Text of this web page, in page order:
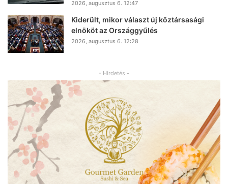
2026, augusztus 6. 12:47
Kiderült, mikor választ új köztársasági
elnököt az Országgyűlés
2026, augusztus 6. 12:28
- Hirdetés -